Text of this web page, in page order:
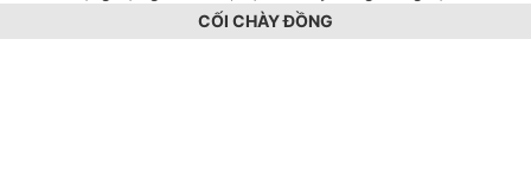
CỐI CHÀY ĐỒNG